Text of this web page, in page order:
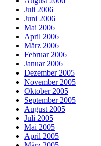
Juli 2006
Juni 2006
Mai 2006
April 2006
März 2006
Februar 2006
Januar 2006
Dezember 2005
November 2005
Oktober 2005
September 2005
August 2005
Juli 2005
Mai 2005
April 2005